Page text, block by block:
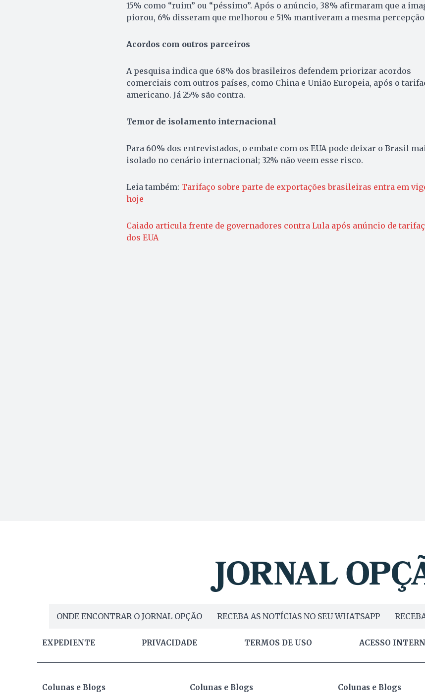
15% como “ruim” ou “péssimo”. Após o anúncio, 38% afirmaram que a
piorou, 6% disseram que melhorou e 51% mantiveram a mesma
Acordos com outros parceiros
A pesquisa indica que 68% dos brasileiros defendem priorizar acordos
comerciais com outros países, como China e União Europeia, após o
americano. Já 25% são contra.
Temor de isolamento internacional
Para 60% dos entrevistados, o embate com os EUA pode deixar o Brasil
isolado no cenário internacional; 32% não veem esse risco.
Leia também: Tarifaço sobre parte de exportações brasileiras entra em
hoje
Caiado articula frente de governadores contra Lula após anúncio de
dos EUA
ONDE ENCONTRAR O JORNAL OPÇÃO RECEBA AS NOTÍCIAS NO SEU WHATSAPP
EXPEDIENTE PRIVACIDADE TERMOS DE USO ACESSO
Colunas e Blogs Colunas e Blogs Colunas e Blogs